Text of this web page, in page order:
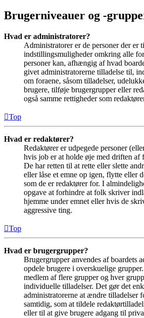
Brugerniveauer og -
Hvad er administratorer?
Administratorer er de personer der er
indstillingsmuligheder omkring alle
personer kan, afhængig af hvad
givet administratorerne tilladelse til,
om foraene, såsom tilladelser,
brugere, tilføje brugergrupper eller
også samme rettigheder som
Top
Hvad er redaktører?
Redaktører er udpegede personer
hvis job er at holde øje med driften af
De har retten til at rette eller slette
eller låse et emne op igen, flytte eller
som de er redaktører for. I
opgave at forhindre at folk skriver
hjemme under emnet eller hvis de
aggressive ting.
Top
Hvad er brugergrupper?
Brugergrupper anvendes af boardets
opdele brugere i overskuelige
medlem af flere grupper og hver
individuelle tilladelser. Det gør det
administratorerne at ændre tilladelser
samtidig, som at tildele
eller til at give brugere adgang til